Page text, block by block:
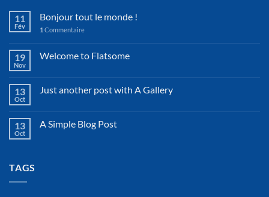
11
Fév
Bonjour tout le monde !
1 Commentaire
19
Nov
Welcome to Flatsome
13
Oct
Just another post with A Gallery
13
Oct
A Simple Blog Post
TAGS